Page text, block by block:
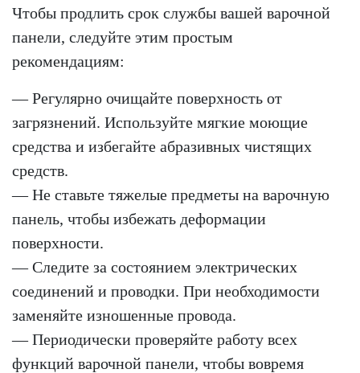
Чтобы продлить срок службы вашей варочной
панели, следуйте этим простым
рекомендациям:
— Регулярно очищайте поверхность от
загрязнений. Используйте мягкие моющие
средства и избегайте абразивных чистящих
средств.
— Не ставьте тяжелые предметы на варочную
панель, чтобы избежать деформации
поверхности.
— Следите за состоянием электрических
соединений и проводки. При необходимости
заменяйте изношенные провода.
— Периодически проверяйте работу всех
функций варочной панели, чтобы вовремя